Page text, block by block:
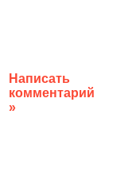
Написать
комментарий
»